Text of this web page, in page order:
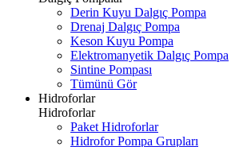
Derin Kuyu Dalgıç Pompa
Drenaj Dalgıç Pompa
Keson Kuyu Pompa
Elektromanyetik Dalgıç Pompa
Sintine Pompası
Tümünü Gör
Hidroforlar
Hidroforlar
Paket Hidroforlar
Hidrofor Pompa Grupları